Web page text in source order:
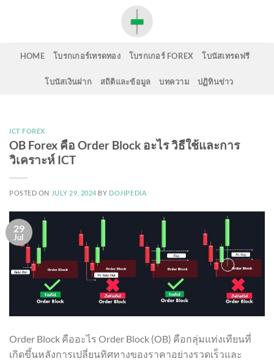
HOME โบรกเกอร์เทรดทอง โบรกเกอร์ FOREX โบนัสเทรดฟรี
โบนัสเงินฝาก สถิติและข้อมูล บทความ ปฏิทินข่าว
ICT FOREX
OB Forex คือ Order Block อะไร วิธีใช้และการ
วิเคราะห์ ICT
POSTED ON JULY 29, 2024 BY DOJIPEDIA
29
Jul
Order Block คืออะไร Order Block (OB) คือกลุ่มแท่งเทียนที่
เกิดขึ้นหลังการเปลี่ยนทิศทางของราคาอย่างรวดเร็วและ